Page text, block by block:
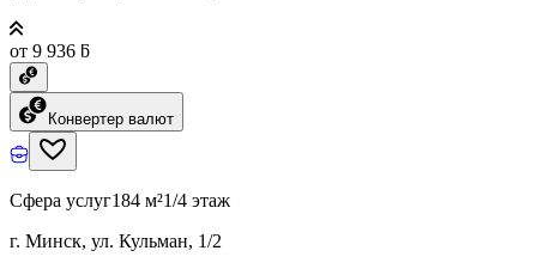
от 9 936 ƃ
Конвертер валют
Сфера услуг184 м²1/4 этаж
г. Минск, ул. Кульман, 1/2